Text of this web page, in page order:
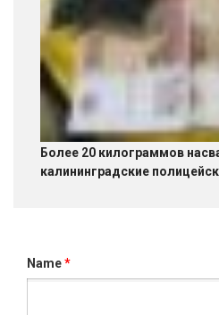
Более 20 килограммов
калининградские
Name*